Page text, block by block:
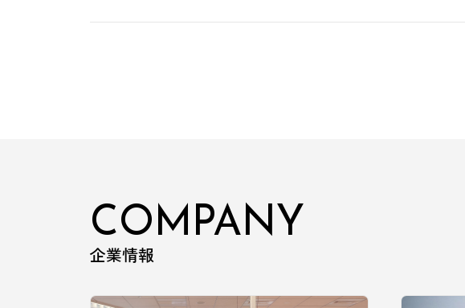
COMPANY
企業情報